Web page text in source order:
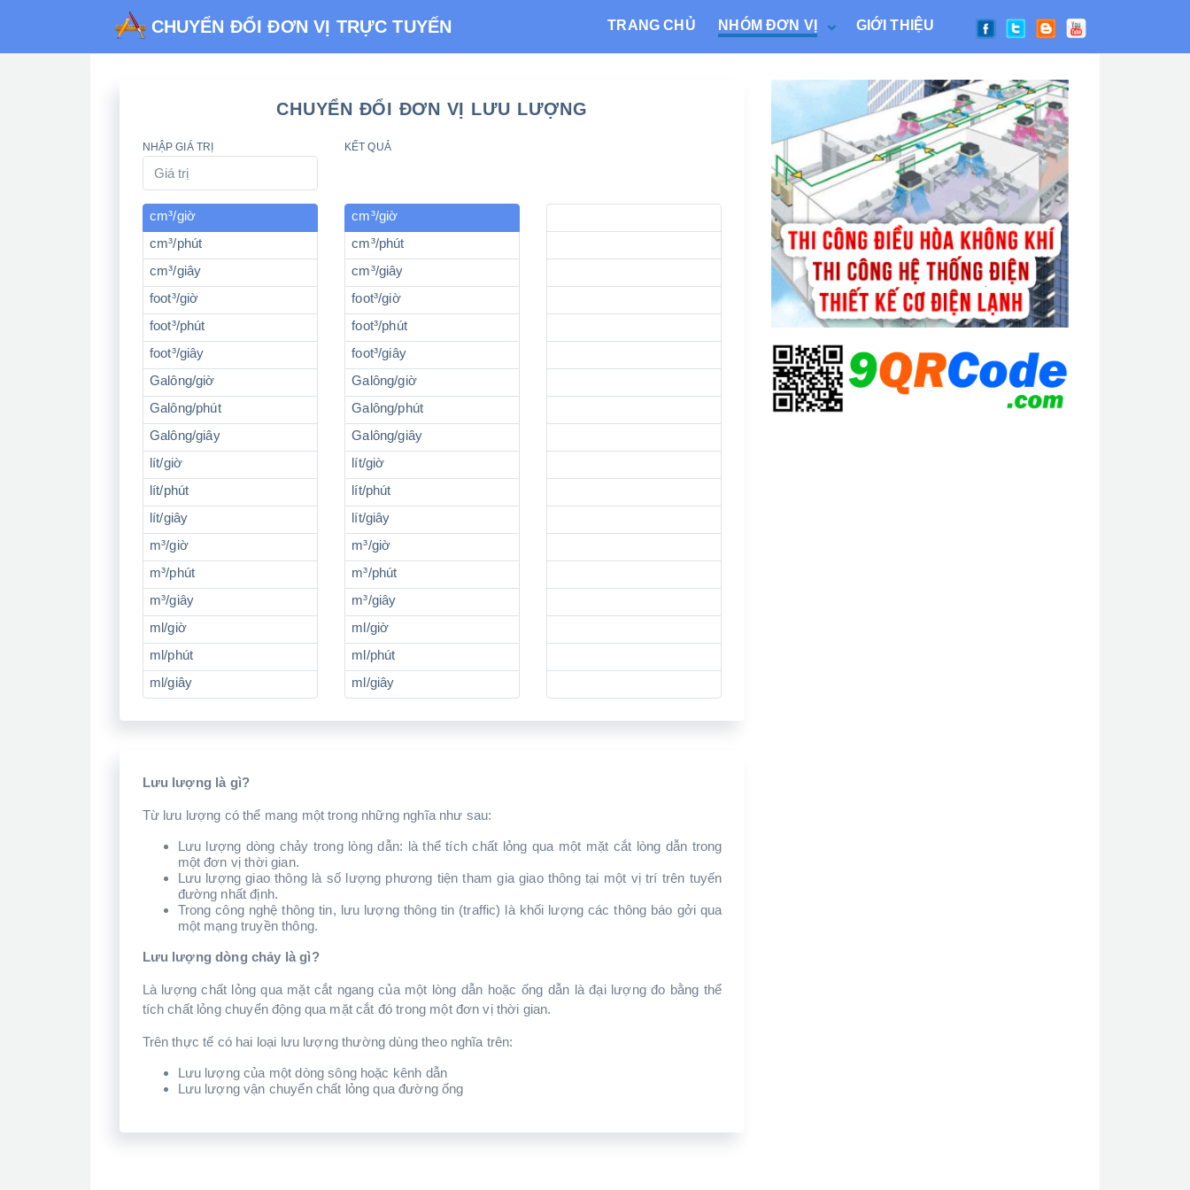
CHUYỂN ĐỔI ĐƠN VỊ TRỰC TUYẾN TRANG CHỦ NHÓM ĐƠN VỊ GIỚI THIỆU
CHUYỂN ĐỔI ĐƠN VỊ LƯU LƯỢNG
NHẬP GIÁ TRỊ KẾT QUẢ
cm³/giờ
cm³/phút
cm³/giây
foot³/giờ
foot³/phút
foot³/giây
Galông/giờ
Galông/phút
Galông/giây
lít/giờ
lít/phút
lít/giây
m³/giờ
m³/phút
m³/giây
ml/giờ
ml/phút
ml/giây
cm³/giờ
cm³/phút
cm³/giây
foot³/giờ
foot³/phút
foot³/giây
Galông/giờ
Galông/phút
Galông/giây
lít/giờ
lít/phút
lít/giây
m³/giờ
m³/phút
m³/giây
ml/giờ
ml/phút
ml/giây
Lưu lượng là gì?
Từ lưu lượng có thể mang một trong những nghĩa như sau:
Lưu lượng dòng chảy trong lòng dẫn: là thể tích chất lỏng qua một mặt cắt lòng dẫn trong
một đơn vị thời gian.
Lưu lượng giao thông là số lượng phương tiện tham gia giao thông tại một vị trí trên tuyến
đường nhất định.
Trong công nghệ thông tin, lưu lượng thông tin (traffic) là khối lượng các thông báo gởi qua
một mạng truyền thông.
Lưu lượng dòng chảy là gì?
Là lượng chất lỏng qua mặt cắt ngang của một lòng dẫn hoặc ống dẫn là đại lượng đo bằng thể
tích chất lỏng chuyển động qua mặt cắt đó trong một đơn vị thời gian.
Trên thực tế có hai loại lưu lượng thường dùng theo nghĩa trên:
Lưu lượng của một dòng sông hoặc kênh dẫn
Lưu lượng vận chuyển chất lỏng qua đường ống